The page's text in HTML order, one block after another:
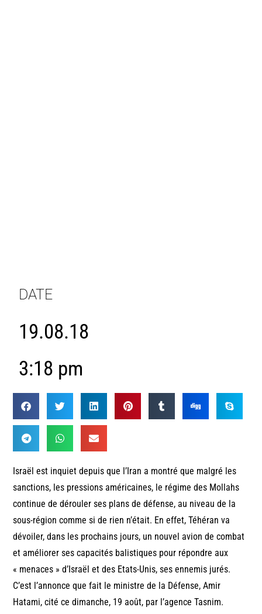
DATE
19.08.18
3:18 pm
Israël est inquiet depuis que l’Iran a montré que malgré les
sanctions, les pressions américaines, le régime des Mollahs
continue de dérouler ses plans de défense, au niveau de la
sous-région comme si de rien n’était. En effet, Téhéran va
dévoiler, dans les prochains jours, un nouvel avion de combat
et améliorer ses capacités balistiques pour répondre aux
« menaces » d’Israël et des Etats-Unis, ses ennemis jurés.
C’est l’annonce que fait le ministre de la Défense, Amir
Hatami, cité ce dimanche, 19 août, par l’agence Tasnim.